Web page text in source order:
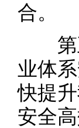
合。
第五
业体
快提
安全